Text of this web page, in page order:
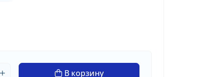
В корзину